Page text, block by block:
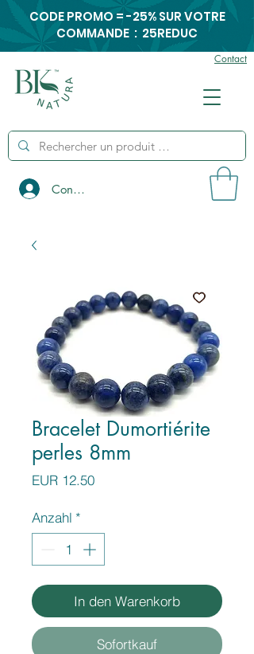
Contact
Connexion
CODE PROMO = -25% SUR VOTRE
COMMANDE : 25REDUC
Bracelet Dumortiérite
perles 8mm
EUR 12.50Preis
Anzahl *
In den Warenkorb
Sofortkauf